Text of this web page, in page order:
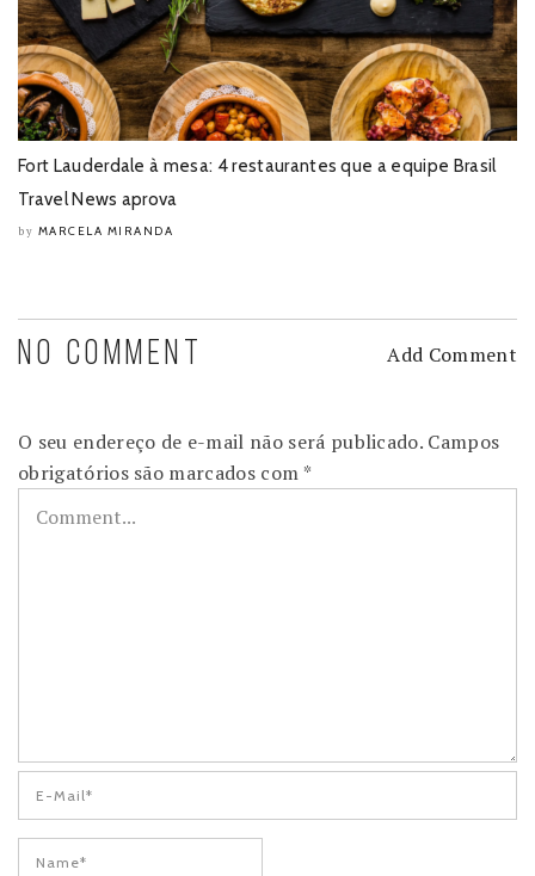
Fort Lauderdale à mesa: 4 restaurantes que a equipe Brasil
Travel News aprova
by MARCELA MIRANDA
NO COMMENT Add Comment
O seu endereço de e-mail não será publicado. Campos
obrigatórios são marcados com *